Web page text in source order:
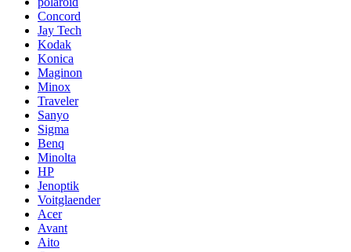
Concord
Jay Tech
Kodak
Konica
Maginon
Minox
Traveler
Sanyo
Sigma
Benq
Minolta
HP
Jenoptik
Voitglaender
Acer
Avant
Aito